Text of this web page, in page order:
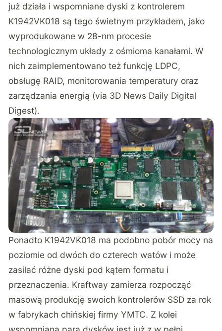
już działa i wspomniane dyski z kontrolerem
K1942VK018 są tego świetnym przykładem, jako
wyprodukowane w 28-nm procesie
technologicznym układy z ośmioma kanałami. W
nich zaimplementowano też funkcję LDPC,
obsługę RAID, monitorowania temperatury oraz
zarządzania energią (via 3D News Daily Digital
Digest).
Ponadto K1942VK018 ma podobno pobór mocy na
poziomie od dwóch do czterech watów i może
zasilać różne dyski pod kątem formatu i
przeznaczenia. Kraftway zamierza rozpocząć
masową produkcję swoich kontrolerów SSD za rok
w fabrykach chińskiej firmy YMTC. Z kolei